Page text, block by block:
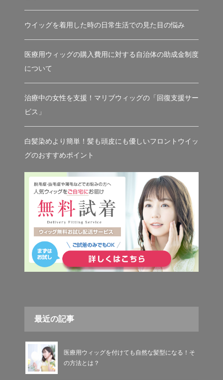
ウイッグを着用した時の日常生活での見た目の悩み
医療用ウィッグの購入費用に対する自治体の助成金制度
について
治療中の女性を支援！マリブウィッグの「回復支援サー
ビス」
白髪染めより簡単！髪も頭皮にも優しいフロントウイッ
グのおすすめポイント
最近の記事
医療用ウィッグを付けても自然な髪型になる！そ
の方法とは？